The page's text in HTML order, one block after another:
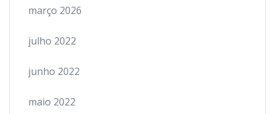
março 2026
julho 2022
junho 2022
maio 2022